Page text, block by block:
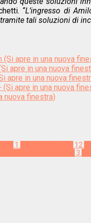
“L’ingresso di
tali soluzioni di
apre in una nuova
apre in una nuova
apre in una nuova
apre in una nuova
nuova finestra)
1 12
3